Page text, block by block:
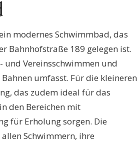
modernes Schwimmbad, das
Bahnhofstraße 189 gelegen ist.
Vereinsschwimmen und
umfasst. Für die kleineren
das zudem ideal für das
den Bereichen mit
für Erholung sorgen. Die
Schwimmern, ihre